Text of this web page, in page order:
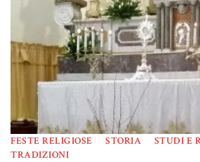
FESTE RELIGIOSE STORIA
STUDI E
TRADIZIONI